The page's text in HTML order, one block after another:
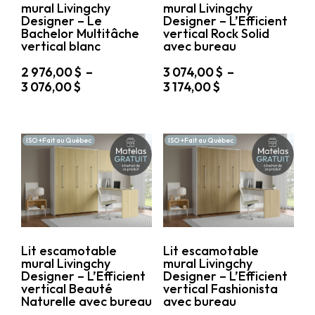
page
du
produit
page
du
produit
mural Livingchy
Designer – Le
Bachelor Multitâche
vertical blanc
2 976,00$ –
3 076,00$
2
976,00 $
076,00 $
a
plusieurs
options
peuvent
être
choisies
la
page
du
produit
mural Livingchy
Designer – L’Efficient
vertical Rock Solid
avec bureau
3 074,00$ –
3 174,00$Plage
3
074,00 $
174,00 $
a
plusieurs
options
peuvent
être
choisies
la
page
du
produit
ISO +Fait au Québec
Lit escamotable
mural Livingchy
Designer – L’Efficient
vertical Beauté
Naturelle avec bureau
ISO +Fait au Québec
Lit escamotable
mural Livingchy
Designer – L’Efficient
vertical Fashionista
avec bureau